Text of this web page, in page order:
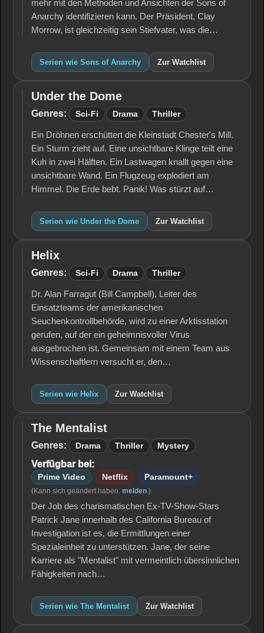
mehr mit den Methoden und Ansichten der Sons of
Anarchy identifizieren kann. Der Präsident, Clay
Morrow, ist gleichzeitig sein Stiefvater, was die…
Serien wie Sons of Anarchy Zur Watchlist
Under
the
Under the Dome
Genres: Sci-Fi Drama Thriller
Ein Dröhnen erschüttert die Kleinstadt Chester's Mill.
Ein Sturm zieht auf. Eine unsichtbare Klinge teilt eine
Kuh in zwei Hälften. Ein Lastwagen knallt gegen eine
unsichtbare Wand. Ein Flugzeug explodiert am
Himmel. Die Erde bebt. Panik! Was stürzt auf…
Serien wie Under the Dome Zur Watchlist
Helix
Helix
Genres: Sci-Fi Drama Thriller
Dr. Alan Farragut (Bill Campbell), Leiter des
Einsatzteams der amerikanischen
Seuchenkontrollbehörde, wird zu einer Arktisstation
gerufen, auf der ein geheimnisvoller Virus
ausgebrochen ist. Gemeinsam mit einem Team aus
Wissenschaftlern versucht er, den…
Serien wie Helix Zur Watchlist
The
Mentalist
The Mentalist
Genres: Drama Thriller Mystery
Verfügbar bei:
Prime Video Netflix Paramount+
(Kann sich geändert haben. melden.)
Der Job des charismatischen Ex-TV-Show-Stars
Patrick Jane innerhalb des California Bureau of
Investigation ist es, die Ermittlungen einer
Spezialeinheit zu unterstützen. Jane, der seine
Karriere als "Mentalist" mit vermeintlich übersinnlichen
Fähigkeiten nach…
Serien wie The Mentalist Zur Watchlist